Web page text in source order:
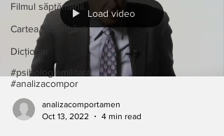
Filmul săptămânii
Cartea săptămânii
Dicționar
#psihologiemilitara
#analizacompor
Load video
analizacomportamen
Oct 13, 2022
4 min read